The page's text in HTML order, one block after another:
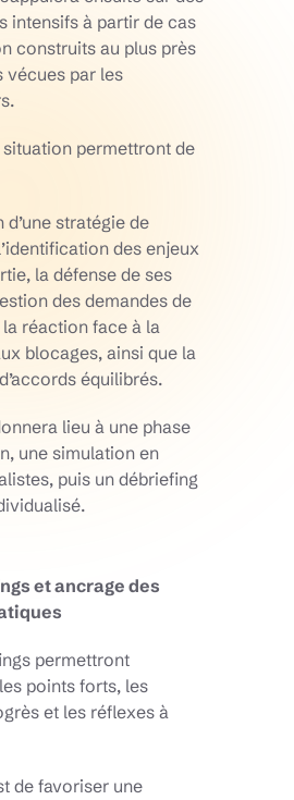
intensifs à partir de cas
construits au plus près
vécues par les
situation permettront de
stratégie de
des enjeux
la défense de ses
des demandes de
réaction face à la
blocages, ainsi que la
équilibrés.
lieu à une phase
une simulation en
puis un débriefing
et ancrage des
permettront
points forts, les
et les réflexes à
de favoriser une